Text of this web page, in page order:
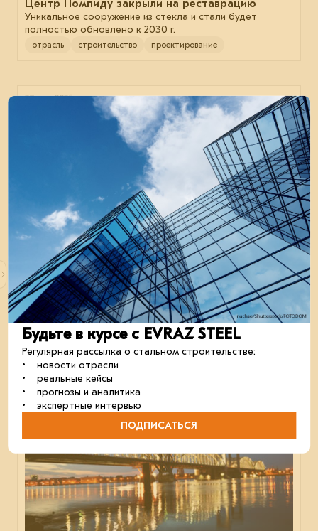
Центр Помпиду закрыли на реставрацию
Уникальное сооружение из стекла и стали будет
полностью обновлено к 2030 г.
отрасль строительство проектирование
29 мая 2025
В строительной отрасли России стало меньше
подрядчиков
Это происходит на фоне замедления объёмов
строительства, высокой ключевой ставки и сокращения
льготных ипотечных программ.
строительство отрасль партнёрство
17 марта 2025
Будьте в курсе с EVRAZ STEEL
Регулярная рассылка о стальном строительстве:
• новости отрасли
• реальные кейсы
• прогнозы и аналитика
• экспертные интервью
ПОДПИСАТЬСЯ